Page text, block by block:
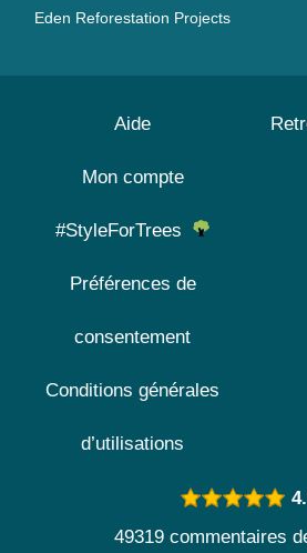
Eden Reforestation Projects
Aide
Mon compte
#StyleForTrees
Préférences de
consentement
Conditions générales
d’utilisations
49319 commentaires